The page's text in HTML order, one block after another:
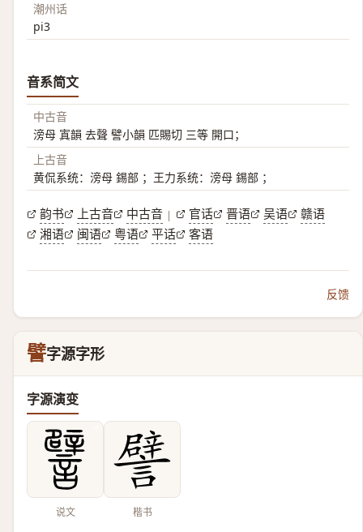
潮州话
pi3
音系简文
中古音
滂母 寘韻 去聲 譬小韻 匹賜切 三等 開口；
上古音
黄侃系统：滂母 錫部 ；王力系统：滂母 錫部 ；
韵书 上古音 中古音 | 官话 晋语 吴语
赣语
湘语
闽语 粤语 平话 客语
反馈
譬字源字形
字源演变
说文 楷书